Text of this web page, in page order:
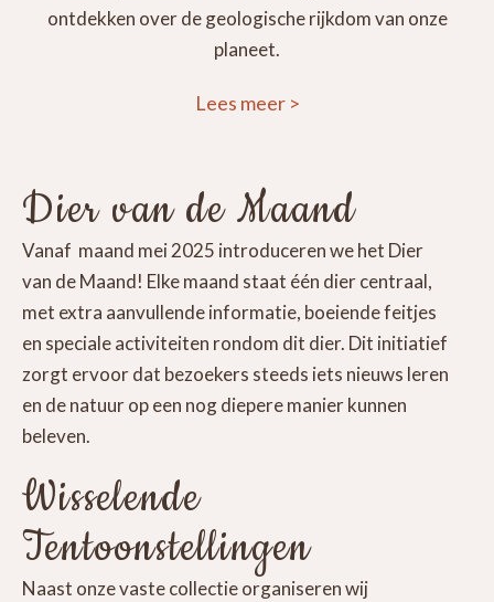
ontdekken over de geologische rijkdom van onze
planeet.
Lees meer >
Dier van de Maand
Vanaf maand mei 2025 introduceren we het Dier
van de Maand! Elke maand staat één dier centraal,
met extra aanvullende informatie, boeiende feitjes
en speciale activiteiten rondom dit dier. Dit initiatief
zorgt ervoor dat bezoekers steeds iets nieuws leren
en de natuur op een nog diepere manier kunnen
beleven.
Wisselende
Tentoonstellingen
Naast onze vaste collectie organiseren wij